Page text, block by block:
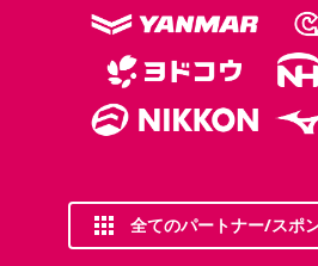
全てのパートナー/スポ